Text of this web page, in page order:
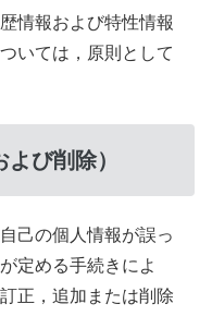
情報および特性情報
いては，原則として
び削除）
己の個人情報が誤っ
定める手続きによ
正，追加または削除